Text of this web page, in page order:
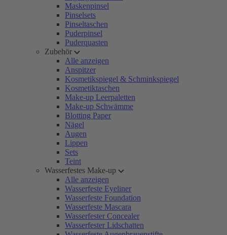
Maskenpinsel
Pinselsets
Pinseltaschen
Puderpinsel
Puderquasten
Zubehör
Alle anzeigen
Anspitzer
Kosmetikspiegel & Schminkspiegel
Kosmetiktaschen
Make-up Leerpaletten
Make-up Schwämme
Blotting Paper
Nägel
Augen
Lippen
Sets
Teint
Wasserfestes Make-up
Alle anzeigen
Wasserfeste Eyeliner
Wasserfeste Foundation
Wasserfeste Mascara
Wasserfester Concealer
Wasserfester Lidschatten